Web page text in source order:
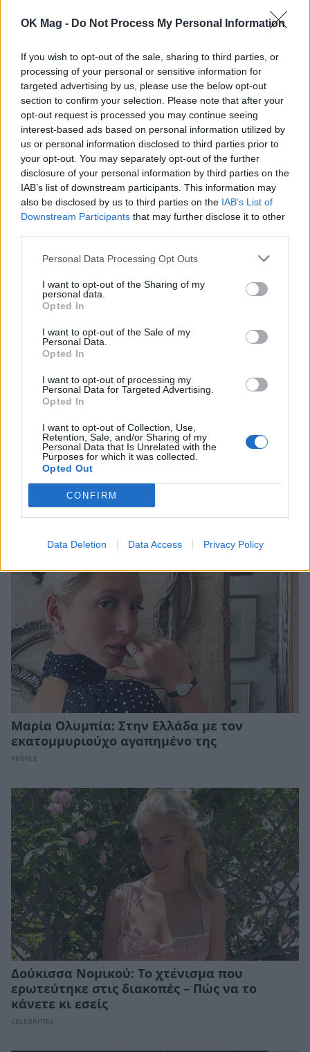
OK Mag - Do Not Process My Personal Information
If you wish to opt-out of the sale, sharing to third parties, or
processing of your personal or sensitive information for
targeted advertising by us, please use the below opt-out
section to confirm your selection. Please note that after your
opt-out request is processed you may continue seeing
interest-based ads based on personal information utilized by
us or personal information disclosed to third parties prior to
your opt-out. You may separately opt-out of the further
disclosure of your personal information by third parties on the
IAB’s list of downstream participants. This information may
also be disclosed by us to third parties on the IAB’s List of
Downstream Participants that may further disclose it to other
Personal Data Processing Opt Outs
I want to opt-out of the Sharing of my
personal data.
Opted In
I want to opt-out of the Sale of my
Personal Data.
Opted In
I want to opt-out of processing my
Personal Data for Targeted Advertising.
Opted In
I want to opt-out of Collection, Use,
Retention, Sale, and/or Sharing of my
Personal Data that Is Unrelated with the
Purposes for which it was collected.
Opted Out
CONFIRM
Data Deletion Data Access Privacy Policy
Η Ειρήνη Κολιδά είναι ερωτευμένη – Οι
πρώτες φωτογραφίες με τον νέο σύντροφό
Η Τάρια Μπούρα επέλεξε λευκό μπικίνι για
μοντέλο και παρουσιάστρια
Μαρία Ολυμπία: Στην Ελλάδα με τον
εκατομμυριούχο αγαπημένο της
PEOPLE
Δούκισσα Νομικού: Το χτένισμα που
ερωτεύτηκε στις διακοπές – Πώς να το
κάνετε κι εσείς
CELEBRITIES